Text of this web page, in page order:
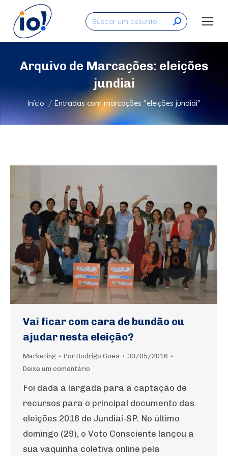
Search:
Arquivo de Marcações: eleições
jundiai
Você está aqui:
Início Entradas com marcações "eleições jundiai"
Vai ficar com cara de bundão ou
ajudar nesta eleição?
Marketing Por Rodrigo Goes
30/05/2016
Deixe um comentário
Foi dada a largada para a captação de
recursos para o principal documento das
eleições 2016 de Jundiaí-SP. No último
domingo (29), o Voto Consciente lançou a
sua vaquinha coletiva online pela